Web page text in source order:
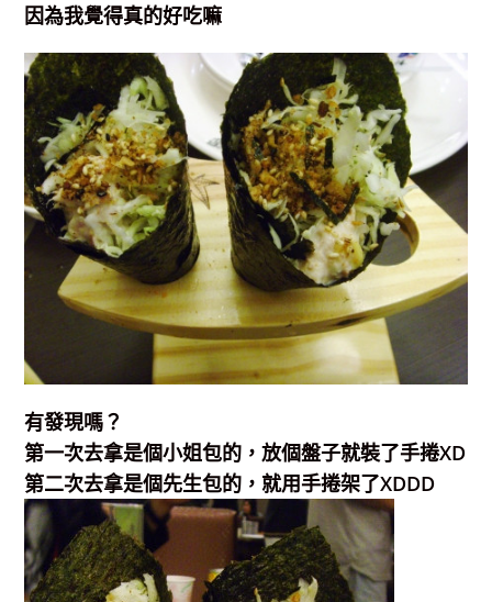
因為我覺得真的好吃嘛
有發現嗎？
第一次去拿是個小姐包的，放個盤子就裝了手捲XD
第二次去拿是個先生包的，就用手捲架了XDDD